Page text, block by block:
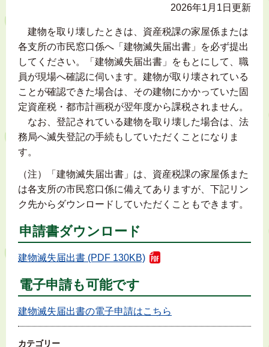
2026年1月1日更新
建物を取り壊したときは、資産税課の家屋係または
各支所の市民窓口係へ「建物滅失届出書」を必ず提出
してください。「建物滅失届出書」をもとにして、職
員が現場へ確認に伺います。建物が取り壊されている
ことが確認できた場合は、その建物にかかっていた固
定資産税・都市計画税が翌年度から課税されません。
なお、登記されている建物を取り壊した場合は、法
務局へ滅失登記の手続もしていただくことになりま
す。
（注）「建物滅失届出書」は、資産税課の家屋係また
は各支所の市民窓口係に備えてありますが、下記リン
ク先からダウンロードしていただくこともできます。
申請書ダウンロード
建物滅失届出書 (PDF 130KB)
電子申請も可能です
建物滅失届出書の電子申請はこちら
カテゴリー